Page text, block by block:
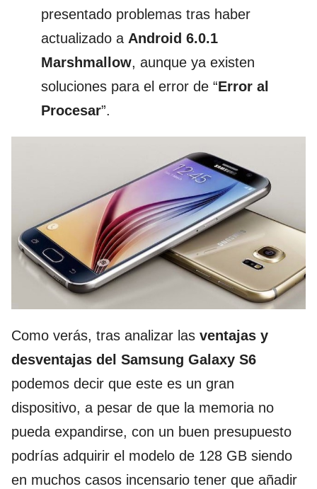
presentado problemas tras haber
actualizado a Android 6.0.1
Marshmallow, aunque ya existen
soluciones para el error de “Error al
Procesar”.
Como verás, tras analizar las ventajas y
desventajas del Samsung Galaxy S6
podemos decir que este es un gran
dispositivo, a pesar de que la memoria no
pueda expandirse, con un buen presupuesto
podrías adquirir el modelo de 128 GB siendo
en muchos casos incensario tener que añadir